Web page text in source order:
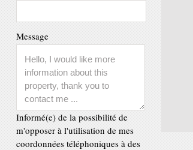
Message
Informé(e) de la possibilité de
m'opposer à l'utilisation de mes
coordonnées téléphoniques à des